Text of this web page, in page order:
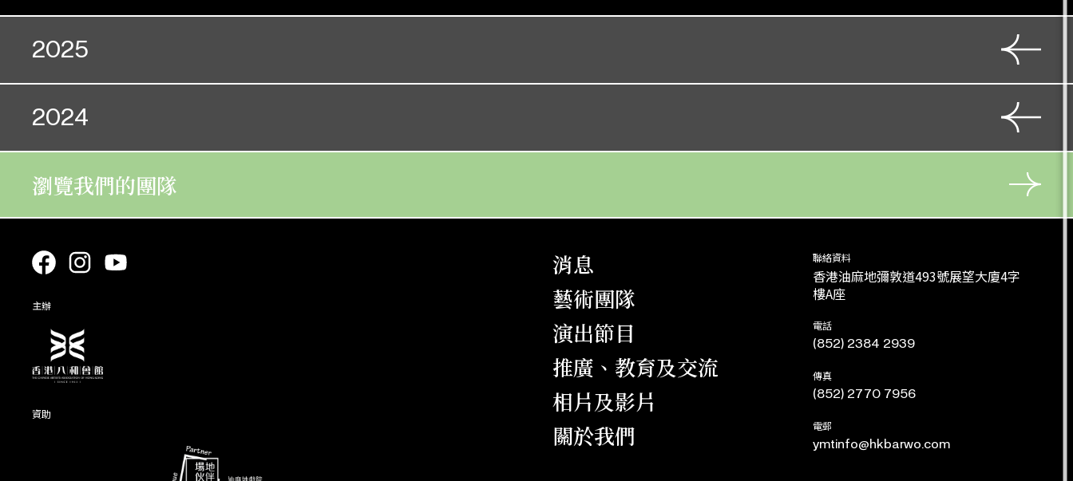
2025
02. 12
22. 11
24. 11
07. 09
19. 01
2024
07. 09
28. 07 無情寶劍有情天
瀏覽我們的團隊
主辦
資助
消息
藝術團隊
演出節目
推廣、教育及交流
相片及影片
關於我們
聯絡資料
香港油麻地彌敦道493號展望大廈4字
樓A座
電話
(852) 2384 2939
傳真
(852) 2770 7956
電郵
ymtinfo@hkbarwo.com